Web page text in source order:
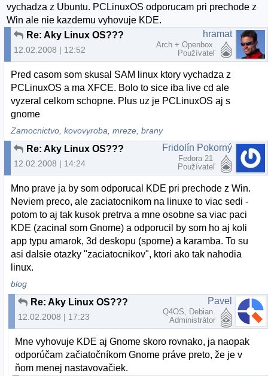
vychadza z Ubuntu. PCLinuxOS odporucam pri prechode z
Win ale nie kazdemu vyhovuje KDE.
Re: Aky Linux OS???
12.02.2008 | 12:52
hramat
Arch + Openbox
Používateľ
Pred casom som skusal SAM linux ktory vychadza z
PCLinuxOS a ma XFCE. Bolo to sice iba live cd ale
vyzeral celkom schopne. Plus uz je PCLinuxOS aj s
gnome
Zamocnictvo, kovovyroba, mreze, brany
Re: Aky Linux OS???
12.02.2008 | 14:24
Fridolín Pokorný
Fedora 21
Používateľ
Mno prave ja by som odporucal KDE pri prechode z Win.
Neviem preco, ale zaciatocnikom na linuxe to viac sedi -
potom to aj tak kusok pretrva a mne osobne sa viac paci
KDE (zacinal som Gnome) a odporucil by som ho aj koli
app typu amarok, 3d deskopu (sporne) a karamba. To su
asi dalsie otazky "zaciatocnikov", ktori ako tak nahodia
linux.
blog
Re: Aky Linux OS???
12.02.2008 | 17:23
Pavel
Q4OS, Debian
Administrátor
Mne vyhovuje KDE aj Gnome skoro rovnako, ja naopak
odporúčam začiatočníkom Gnome práve preto, že je v
ňom menej nastavovačiek.